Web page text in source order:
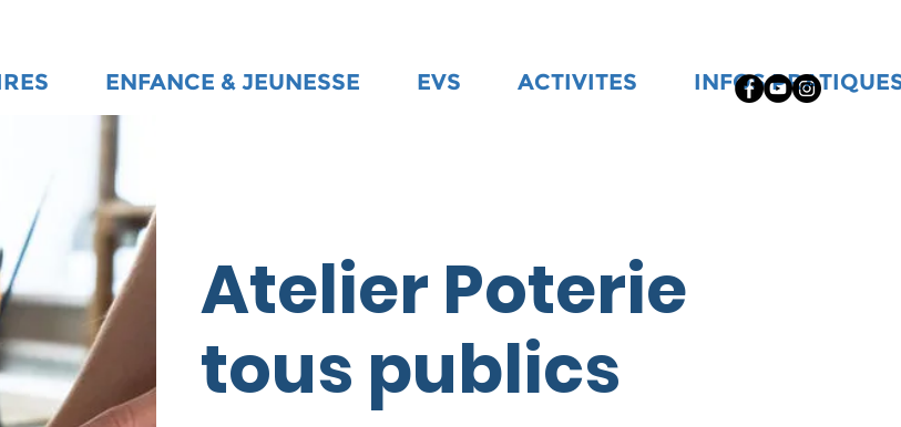
ENFANCE & JEUNESSE EVS ACTIVITES INFOS
Atelier Poterie
tous publics